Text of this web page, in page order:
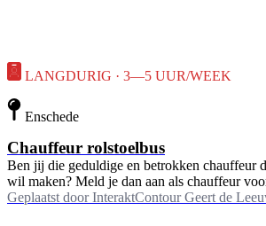
LANGDURIG · 3—5 UUR/WEEK
Enschede
Chauffeur rolstoelbus
Ben jij die geduldige en betrokken chauffeur
wil maken? Meld je dan aan als chauffeur
Geplaatst door InteraktContour Geert de